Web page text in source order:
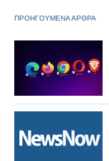
ΠΡΟΗΓΟΥΜΕΝΑ ΑΡΘΡΑ